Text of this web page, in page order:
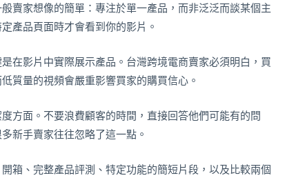
賣家想像的簡單：專注於單一產品，而非泛泛而談某個主
產品頁面時才會看到你的影片。
在影片中實際展示產品。台灣跨境電商賣家必須明白，買
質量的視頻會嚴重影響買家的購買信心。
方面。不要浪費顧客的時間，直接回答他們可能有的問
新手賣家往往忽略了這一點。
箱、完整產品評測、特定功能的簡短片段，以及比較兩個